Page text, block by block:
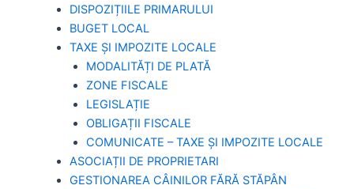
DISPOZIȚIILE PRIMARULUI
BUGET LOCAL
TAXE ȘI IMPOZITE LOCALE
MODALITĂȚI DE PLATĂ
ZONE FISCALE
LEGISLAȚIE
OBLIGAȚII FISCALE
COMUNICATE – TAXE ȘI IMPOZITE LOCALE
ASOCIAȚII DE PROPRIETARI
GESTIONAREA CÂINILOR FĂRĂ STĂPÂN